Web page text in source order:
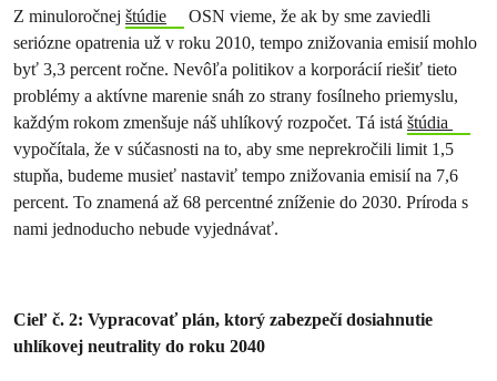
Z minuloročnej štúdie
OSN vieme, že ak by sme zaviedli
seriózne opatrenia už v roku 2010, tempo znižovania emisií mohlo
byť 3,3 percent ročne. Nevôľa politikov a korporácií riešiť tieto
problémy a aktívne marenie snáh zo strany fosílneho priemyslu,
každým rokom zmenšuje náš uhlíkový rozpočet. Tá istá štúdia
vypočítala, že v súčasnosti na to, aby sme neprekročili limit 1,5
stupňa, budeme musieť nastaviť tempo znižovania emisií na 7,6
percent. To znamená až 68 percentné zníženie do 2030. Príroda s
nami jednoducho nebude vyjednávať.
Cieľ č. 2: Vypracovať plán, ktorý zabezpečí dosiahnutie
uhlíkovej neutrality do roku 2040